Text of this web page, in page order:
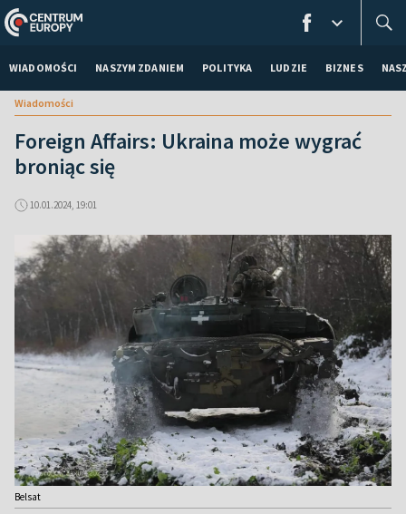
WIADOMOŚCI NASZYM ZDANIEM POLITYKA LUDZIE BIZNES
Wiadomości
Foreign Affairs: Ukraina może wygrać
broniąc się
10.01.2024, 19:01
Belsat